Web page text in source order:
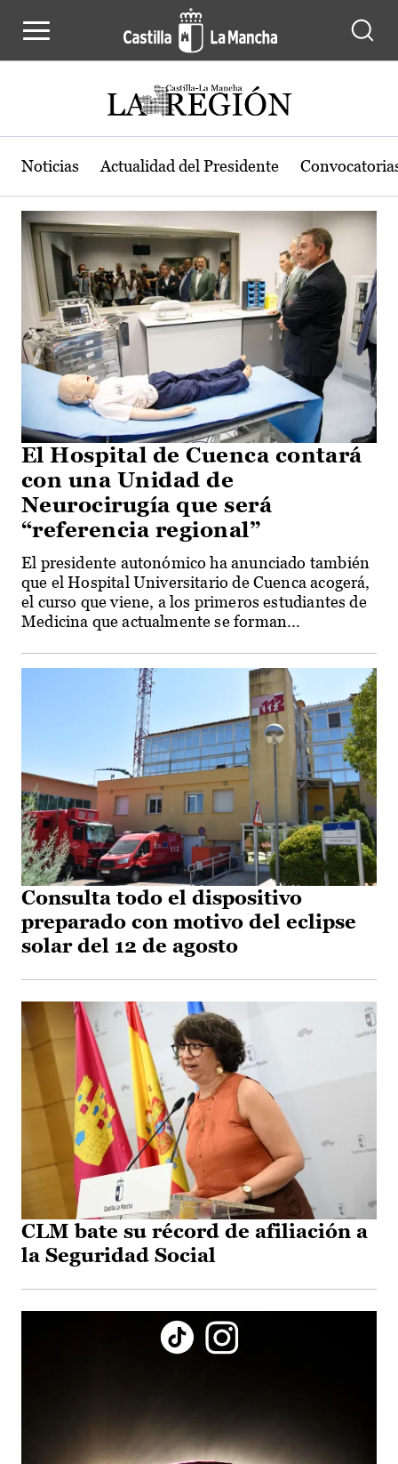
Actualidad de la región de Castilla-
Noticias Actualidad del Presidente
El Hospital de Cuenca contará
con una Unidad de
Neurocirugía que será
“referencia regional”
El presidente autonómico ha anunciado también
que el Hospital Universitario de Cuenca acogerá,
el curso que viene, a los primeros estudiantes de
Medicina que actualmente se forman...
Consulta todo el dispositivo
preparado con motivo del eclipse
solar del 12 de agosto
CLM bate su récord de afiliación a
la Seguridad Social